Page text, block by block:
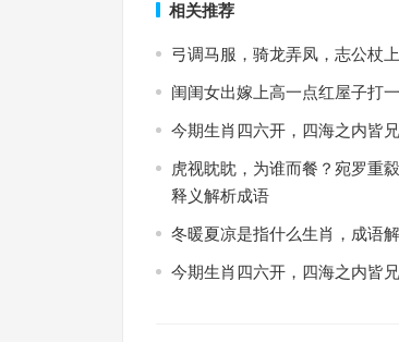
相关推荐
弓调马服，骑龙弄凤，志公杖
闺闺女出嫁上高一点红屋子打
今期生肖四六开，四海之内皆
虎视眈眈，为谁而餐？宛罗重
释义解析成语
冬暖夏凉是指什么生肖，成语
今期生肖四六开，四海之内皆